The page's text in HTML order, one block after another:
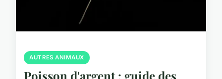
AUTRES ANIMAUX
Poisson d'argent : guide des